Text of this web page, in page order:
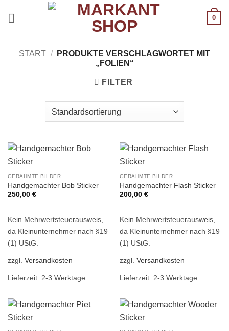
0
START /
PRODUKTE VERSCHLAGWORTET MIT
„FOLIEN“
FILTER
GERAHMTE BILDER
Handgemachter Bob Sticker
250,00 €
Kein Mehrwertsteuerausweis,
da Kleinunternehmer nach §19
(1) UStG.
zzgl. Versandkosten
Lieferzeit: 2-3 Werktage
GERAHMTE BILDER
Handgemachter Flash Sticker
200,00 €
Kein Mehrwertsteuerausweis,
da Kleinunternehmer nach §19
(1) UStG.
zzgl. Versandkosten
Lieferzeit: 2-3 Werktage